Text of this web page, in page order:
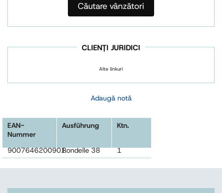
Căutare vânzători
CLIENȚI JURIDICI
Alte linkuri
Adaugă notă
EAN-
Nummer
Ausführung Ktn.
9007646200901Rondelle 38
mm
1